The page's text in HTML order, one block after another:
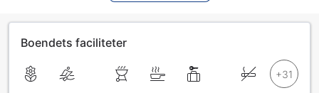
Boendets faciliteter